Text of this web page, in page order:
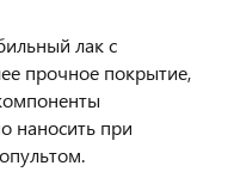
лак с
прочное покрытие,
наносить при